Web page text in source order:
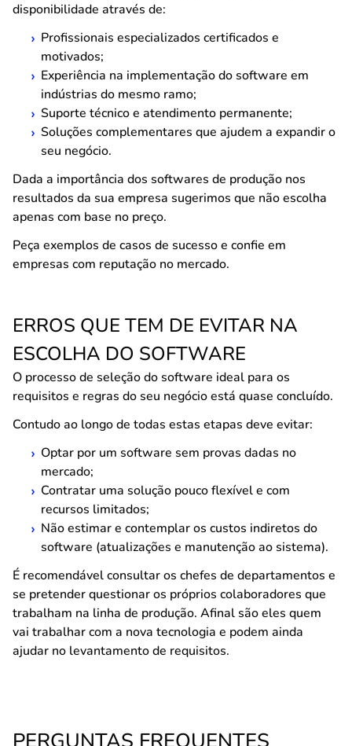
disponibilidade através de:
Profissionais especializados certificados e
motivados;
Experiência na implementação do software em
indústrias do mesmo ramo;
Suporte técnico e atendimento permanente;
Soluções complementares que ajudem a expandir o
seu negócio.
Dada a importância dos softwares de produção nos
resultados da sua empresa sugerimos que não escolha
apenas com base no preço.
Peça exemplos de casos de sucesso e confie em
empresas com reputação no mercado.
ERROS QUE TEM DE EVITAR NA
ESCOLHA DO SOFTWARE
O processo de seleção do software ideal para os
requisitos e regras do seu negócio está quase concluído.
Contudo ao longo de todas estas etapas deve evitar:
Optar por um software sem provas dadas no
mercado;
Contratar uma solução pouco flexível e com
recursos limitados;
Não estimar e contemplar os custos indiretos do
software (atualizações e manutenção ao sistema).
É recomendável consultar os chefes de departamentos e
se pretender questionar os próprios colaboradores que
trabalham na linha de produção. Afinal são eles quem
vai trabalhar com a nova tecnologia e podem ainda
ajudar no levantamento de requisitos.